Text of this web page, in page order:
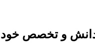
و تخصص خود